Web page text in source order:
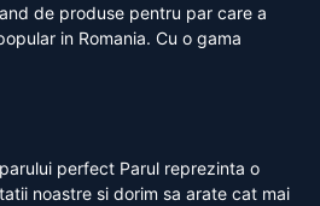
de produse pentru par care a
in Romania. Cu o gama
perfect Parul reprezinta o
noastre si dorim sa arate cat mai